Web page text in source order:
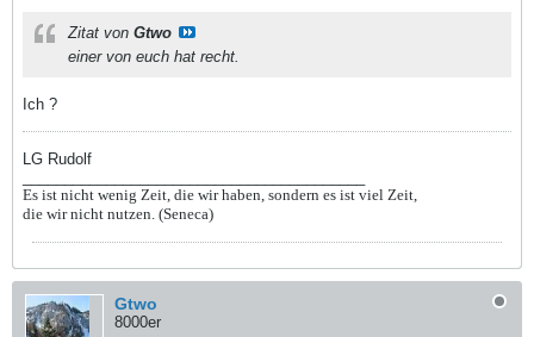
Zitat von Gtwo
einer von euch hat recht.
Ich ?
LG Rudolf
Es ist nicht wenig Zeit, die wir haben, sondern es ist viel Zeit,
die wir nicht nutzen. (Seneca)
Gtwo
8000er